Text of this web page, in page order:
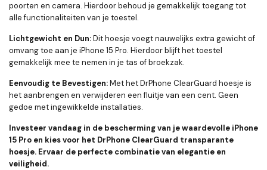
poorten en camera. Hierdoor behoud je gemakkelijk toegang tot
alle functionaliteiten van je toestel.
Lichtgewicht en Dun:Dit hoesje voegt nauwelijks extra gewicht of
omvang toe aan je iPhone 15 Pro. Hierdoor blijft het toestel
gemakkelijk mee te nemen in je tas of broekzak.
Eenvoudig te Bevestigen:Met het DrPhone ClearGuard hoesje is
het aanbrengen en verwijderen een fluitje van een cent. Geen
gedoe met ingewikkelde installaties.
Investeer vandaag in de bescherming van je waardevolle iPhone
15 Pro en kies voor het DrPhone ClearGuard transparante
hoesje. Ervaar de perfecte combinatie van elegantie en
veiligheid.